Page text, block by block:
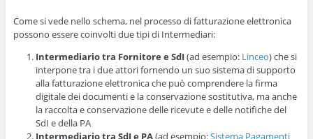
Come si vede nello schema, nel processo di fatturazione elettronica
possono essere coinvolti due tipi di Intermediari:
Intermediario tra Fornitore e SdI(ad esempio: Linceo) che si
interpone tra i due attori fornendo un suo sistema di supporto
alla fatturazione elettronica che può comprendere la firma
digitale dei documenti e la conservazione sostitutiva, ma anche
la raccolta e conservazione delle ricevute e delle notifiche del
SdI e della PA
Intermediario tra SdI e PA(ad esempio:Sistema Pagamenti